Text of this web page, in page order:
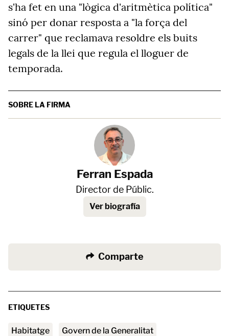
s'ha fet en una "lògica d'aritmètica política"
sinó per donar resposta a "la força del
carrer" que reclamava resoldre els buits
legals de la llei que regula el lloguer de
temporada.
SOBRE LA FIRMA
Ferran Espada
Director de Públic.
Ver biografía
Comparte
ETIQUETES
habitatge Govern de la Generalitat